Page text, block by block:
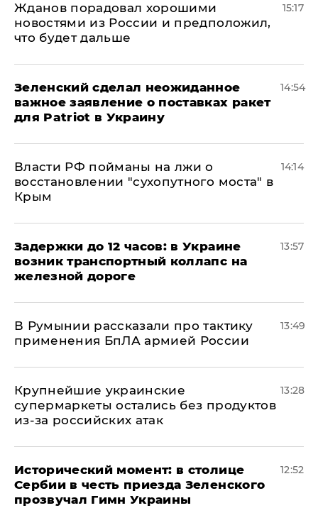
Жданов порадовал хорошими
новостями из России и предположил,
что будет дальше
15:17
Зеленский сделал неожиданное
важное заявление о поставках ракет
для Patriot в Украину
14:54
Власти РФ пойманы на лжи о
восстановлении "сухопутного моста" в
Крым
14:14
Задержки до 12 часов: в Украине
возник транспортный коллапс на
железной дороге
13:57
В Румынии рассказали про тактику
применения БпЛА армией России
13:49
Крупнейшие украинские
супермаркеты остались без продуктов
из-за российских атак
13:28
Исторический момент: в столице
Сербии в честь приезда Зеленского
прозвучал Гимн Украины
12:52